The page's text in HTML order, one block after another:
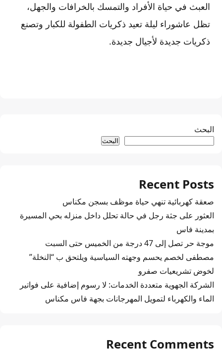
العبث في حياة الأفراد والتمسك بالخرافات والجهل،
تظل عاشوراء ليلة تعيد ذكريات الطفولة للكبار وتصنع
ذكريات جديدة لأجيال جديدة.
البحث
البحث
Recent Posts
صعقة كهربائية تنهي حياة موظف بسجن مكناس
العثور على جثة رجل في حالة تحلل داخل منزله بحي المسيرة
بمدينة فاس
موجة حر تصل إلى 47 درجة من الخميس حتى السبت
مصطفى لخصم يحسم وجهته السياسية ويلتحق ب “النخلة”
لخوض تشريعيات صفرو
الشركة الجهوية متعددة الخدمات: لا رسوم إضافية على فواتير
الماء والكهرباء لتمويل المهرجانات بجهة فاس مكناس
Recent Comments